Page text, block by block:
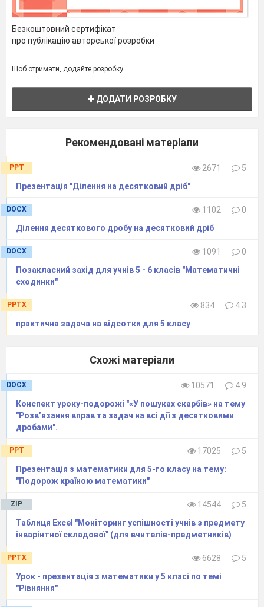
Безкоштовний сертифікат
про публікацію авторської розробки
Щоб отримати, додайте розробку
ДОДАТИ РОЗРОБКУ
Рекомендовані матеріали
PPT 2671
5
Презентація "Ділення на десятковий дріб"
DOCX 1102
0
Ділення десяткового дробу на десятковий дріб
DOCX 1091
0
Позакласний захід для учнів 5 - 6 класів "Математичні
сходинки"
PPTX 834
4.3
практична задача на відсотки для 5 класу
Схожі матеріали
DOCX 10571
4.9
Конспект уроку-подорожі "«У пошуках скарбів» на тему
"Розв’язання вправ та задач на всі дії з десятковими
дробами".
PPT 17025
5
Презентація з математики для 5-го класу на тему:
"Подорож країною математики"
ZIP 14544
5
Таблиця Excel "Моніторинг успішності учнів з предмету
інварінтної складової" (для вчителів-предметників)
PPTX 6628
5
Урок - презентація з математики у 5 класі по темі
"Рівняння"